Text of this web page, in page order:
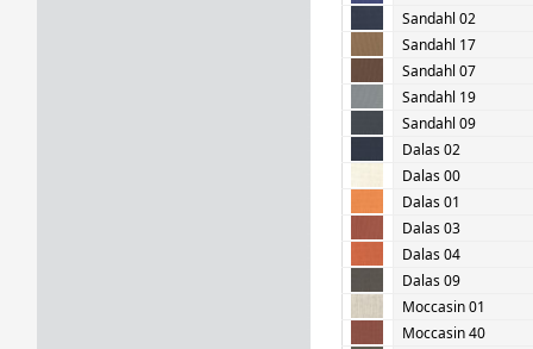
Sandahl 02
Sandahl 17
Sandahl 07
Sandahl 19
Sandahl 09
Dalas 02
Dalas 00
Dalas 01
Dalas 03
Dalas 04
Dalas 09
Moccasin 01
Moccasin 40